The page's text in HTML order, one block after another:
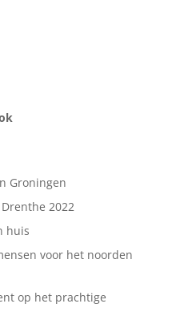
Groningen
2022
huis
voor het noorden
op het prachtige